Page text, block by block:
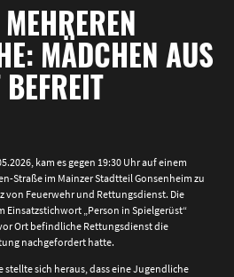
MÄDCHEN AUS
kam es gegen 19:30 Uhr auf einem
Straße im Mainzer Stadtteil Gonsenheim zu
von Feuerwehr und Rettungsdienst. Die
Einsatzstichwort „Person in Spielgerüst“
Ort befindliche Rettungsdienst die
nachgefordert hatte.
stellte sich heraus, dass eine Jugendliche